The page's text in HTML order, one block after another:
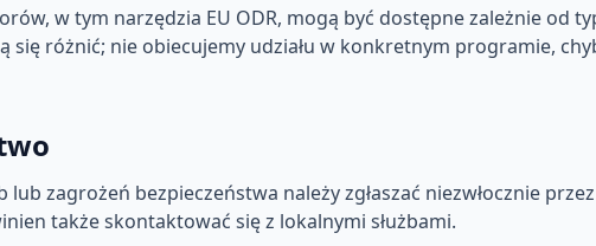
w tym narzędzia EU ODR, mogą być dostępne zależnie od
się różnić; nie obiecujemy udziału w konkretnym programie,
zagrożeń bezpieczeństwa należy zgłaszać niezwłocznie
także skontaktować się z lokalnymi służbami.